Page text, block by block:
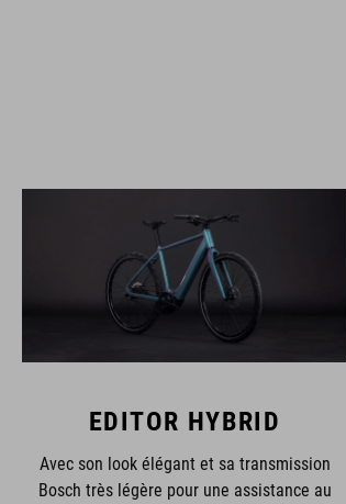
EDITOR HYBRID
Avec son look élégant et sa transmission
Bosch très légère pour une assistance au